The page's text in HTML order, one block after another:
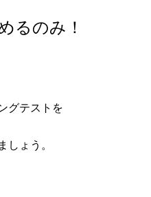
るのみ！
グテストを
しょう。